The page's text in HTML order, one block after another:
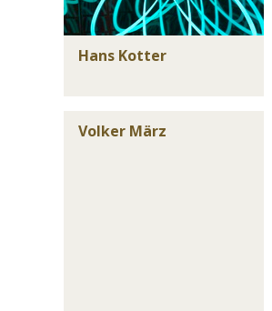
Hans Kotter
Volker März